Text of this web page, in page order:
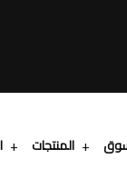
المنتجات